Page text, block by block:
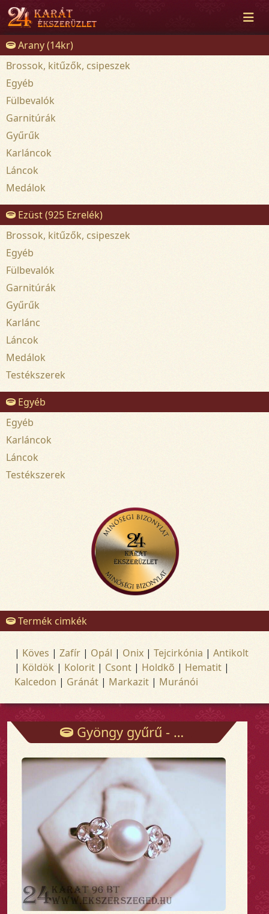
Arany (14kr)
Brossok, kitűzők, csipeszek
Egyéb
Fülbevalók
Garnitúrák
Gyűrűk
Karláncok
Láncok
Medálok
Ezüst (925 Ezrelék)
Brossok, kitűzők, csipeszek
Egyéb
Fülbevalók
Garnitúrák
Gyűrűk
Karlánc
Láncok
Medálok
Testékszerek
Egyéb
Egyéb
Karláncok
Láncok
Testékszerek
Termék cimkék
| Köves | Zafír | Opál | Onix | Tejcirkónia | Antikolt
| Köldök | Kolorit | Csont | Holdkõ | Hematit |
Kalcedon | Gránát | Markazit | Muránói
Gyöngy gyűrű - Gyűrűk - Arany és ezüst ékszerek